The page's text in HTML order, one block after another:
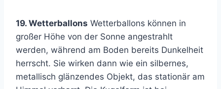
19. Wetterballons Wetterballons können in
großer Höhe von der Sonne angestrahlt
werden, während am Boden bereits Dunkelheit
herrscht. Sie wirken dann wie ein silbernes,
metallisch glänzendes Objekt, das stationär am